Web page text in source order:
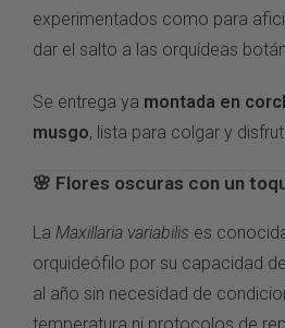
experimentados como para
dar el salto a las orquídeas
Se entrega ya montada en
musgo, lista para colgar y
🌸 Flores oscuras con un
La Maxillaria variabilis es
orquideófilo por su capacidad de
al año sin necesidad de
temperatura ni protocolos de